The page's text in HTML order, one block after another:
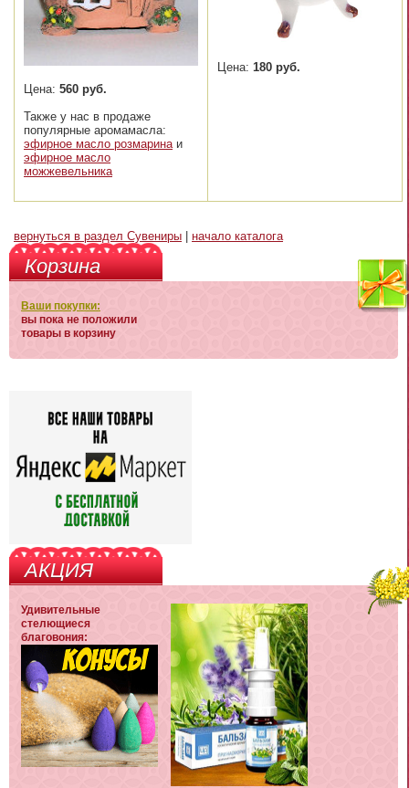
Цена: 560 руб.
Также у нас в продаже
популярные аромамасла:
эфирное масло розмарина и
эфирное масло
можжевельника
Цена: 180 руб.
вернуться в раздел Сувениры | начало каталога
Корзина
Ваши покупки:
вы пока не положили
товары в корзину
АКЦИЯ
Удивительные
стелющиеся
благовония: